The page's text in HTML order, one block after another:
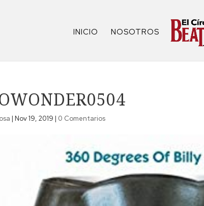
INICIO NOSOTROS
| Nov 19, 2019 | 0 Comentarios